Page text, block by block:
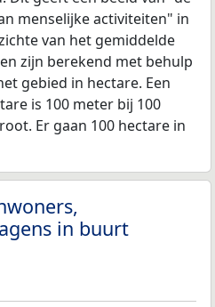
menselijke activiteiten" in
van het gemiddelde
zijn berekend met behulp
gebied in hectare. Een
is 100 meter bij 100
Er gaan 100 hectare in
in buurt